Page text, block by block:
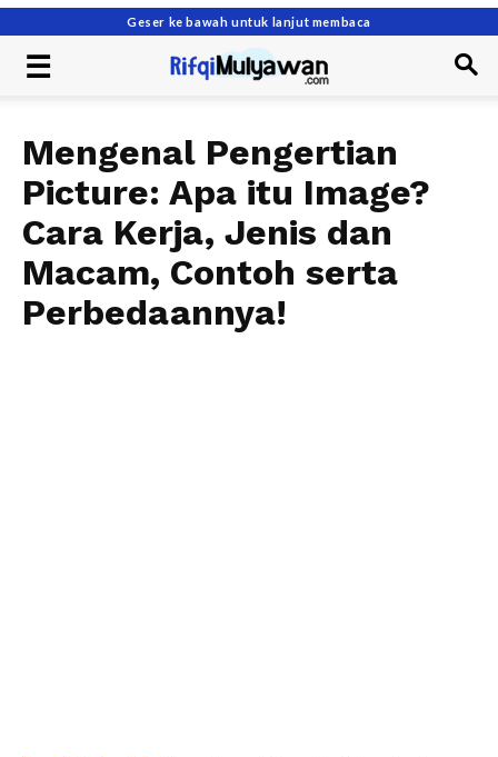
Geser ke bawah untuk lanjut membaca
Mengenal Pengertian
Picture: Apa itu Image?
Cara Kerja, Jenis dan
Macam, Contoh serta
Perbedaannya!